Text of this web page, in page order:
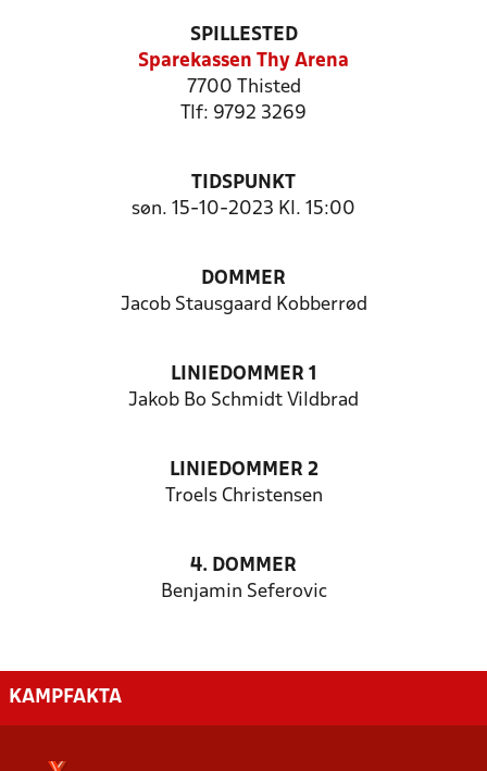
SPILLESTED
Sparekassen Thy Arena
7700 Thisted
Tlf: 9792 3269
TIDSPUNKT
søn. 15-10-2023 Kl. 15:00
DOMMER
Jacob Stausgaard Kobberrød
LINIEDOMMER 1
Jakob Bo Schmidt Vildbrad
LINIEDOMMER 2
Troels Christensen
4. DOMMER
Benjamin Seferovic
KAMPFAKTA